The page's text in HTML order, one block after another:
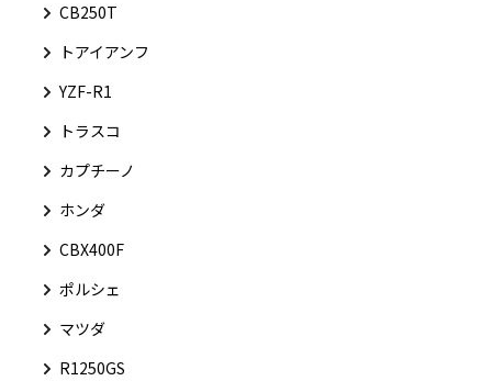
CB250T
トアイアンフ
YZF-R1
トラスコ
カプチーノ
ホンダ
CBX400F
ポルシェ
マツダ
R1250GS